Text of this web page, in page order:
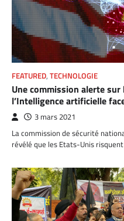
FEATURED, TECHNOLOGIE
Une commission alerte
l’Intelligence artificielle
3 mars 2021
La commission de sécurité
révélé que les Etats-Unis